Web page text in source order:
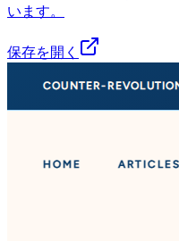
います。
保存を開く